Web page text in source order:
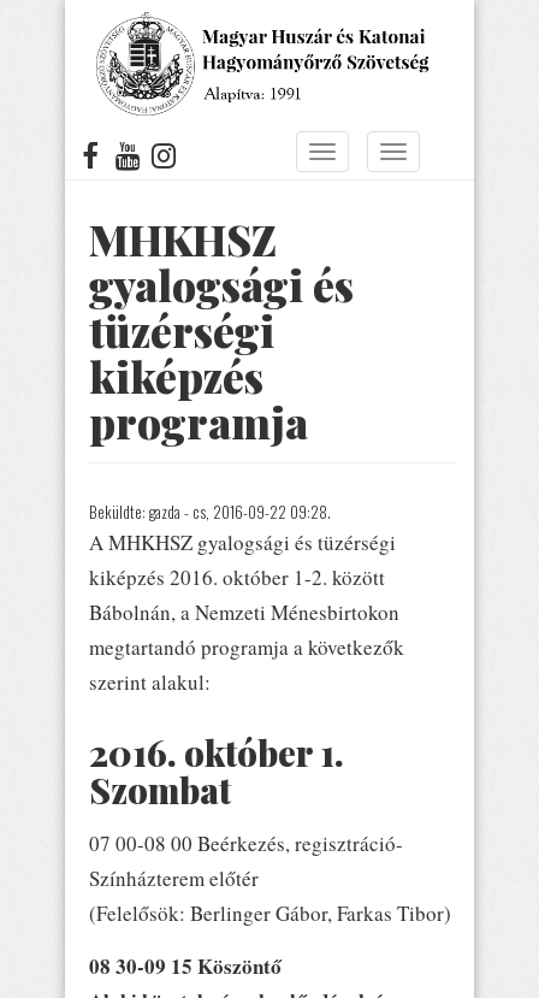
Navigáció
Navigáció
MHKHSZ
gyalogsági és
tüzérségi
kiképzés
programja
Beküldte: gazda - cs, 2016-09-22 09:28.
A MHKHSZ gyalogsági és tüzérségi
kiképzés 2016. október 1-2. között
Bábolnán, a Nemzeti Ménesbirtokon
megtartandó programja a következők
szerint alakul:
2016. október 1.
Szombat
07 00-08 00 Beérkezés, regisztráció-
Színházterem előtér
(Felelősök: Berlinger Gábor, Farkas Tibor)
08 30-09 15 Köszöntő